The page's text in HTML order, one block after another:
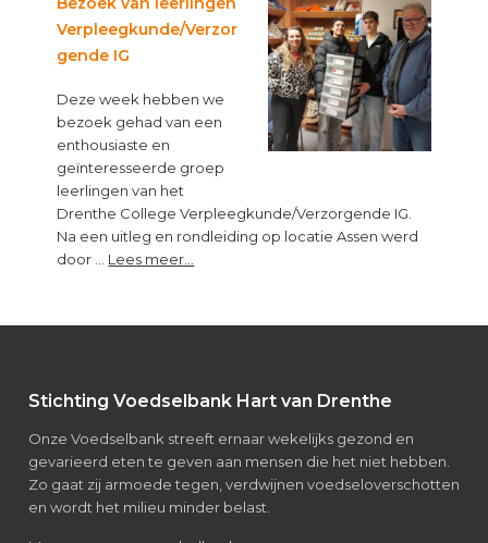
lege
je
niet
Verpleegkunde/Verzor
gende IG
Deze week hebben we
bezoek gehad van een
enthousiaste en
geïnteresseerde groep
leerlingen van het
Drenthe College Verpleegkunde/Verzorgende IG.
Na een uitleg en rondleiding op locatie Assen werd
door … Lees meer...
leerlingen
Footer
Stichting Voedselbank Hart van Drenthe
Onze Voedselbank streeft ernaar wekelijks gezond en
gevarieerd eten te geven aan mensen die het niet hebben.
Zo gaat zij armoede tegen, verdwijnen voedseloverschotten
en wordt het milieu minder belast.